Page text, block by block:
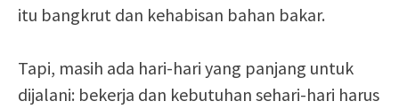
itu bangkrut dan kehabisan bahan bakar.
Tapi, masih ada hari-hari yang panjang untuk
dijalani: bekerja dan kebutuhan sehari-hari harus